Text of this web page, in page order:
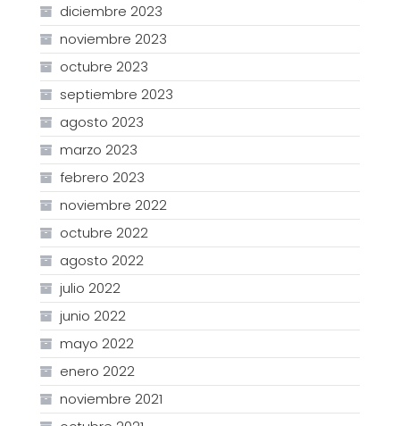
diciembre 2023
noviembre 2023
octubre 2023
septiembre 2023
agosto 2023
marzo 2023
febrero 2023
noviembre 2022
octubre 2022
agosto 2022
julio 2022
junio 2022
mayo 2022
enero 2022
noviembre 2021